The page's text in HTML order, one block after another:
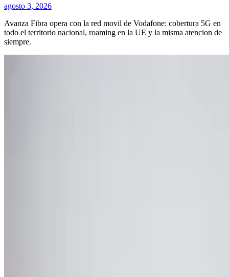
agosto 3, 2026
Avanza Fibra opera con la red movil de Vodafone: cobertura 5G en
todo el territorio nacional, roaming en la UE y la misma atencion de
siempre.